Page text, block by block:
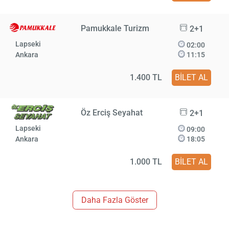
Pamukkale Turizm 2+1
Lapseki
Ankara
02:00
11:15
1.400 TL BİLET AL
Öz Erciş Seyahat 2+1
Lapseki
Ankara
09:00
18:05
1.000 TL BİLET AL
Daha Fazla Göster